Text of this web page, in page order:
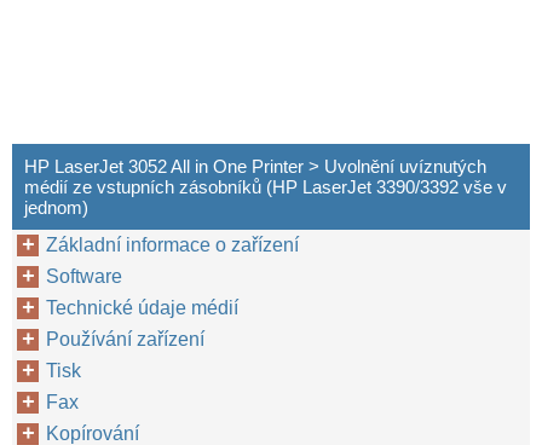
HP LaserJet 3052 All in One Printer > Uvolnění uvíznutých
médií ze vstupních zásobníků (HP LaserJet 3390/3392 vše v
jednom)
Základní informace o zařízení
Software
Technické údaje médií
Používání zařízení
Tisk
Fax
Kopírování